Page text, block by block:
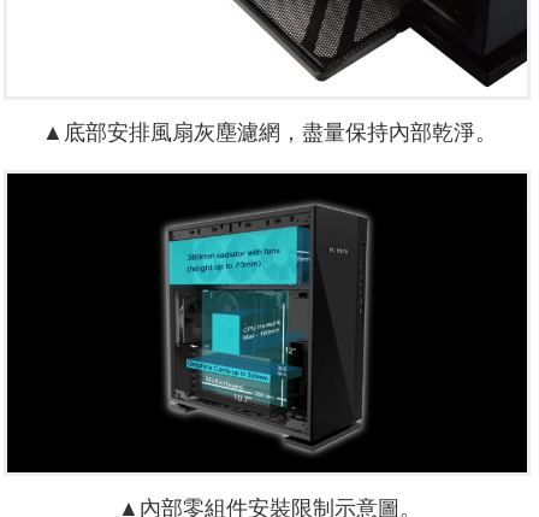
▲底部安排風扇灰塵濾網，盡量保持內部乾淨。
▲內部零組件安裝限制示意圖。